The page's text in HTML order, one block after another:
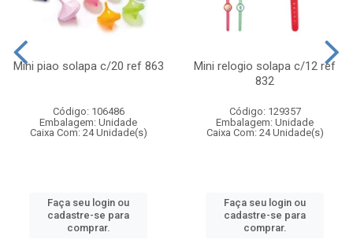
Mini piao solapa c/20 ref 863
Código: 106486
Embalagem: Unidade
Caixa Com: 24 Unidade(s)
Faça seu login ou
cadastre-se para
comprar.
Mini relogio solapa c/12 ref
832
Código: 129357
Embalagem: Unidade
Caixa Com: 24 Unidade(s)
Faça seu login ou
cadastre-se para
comprar.